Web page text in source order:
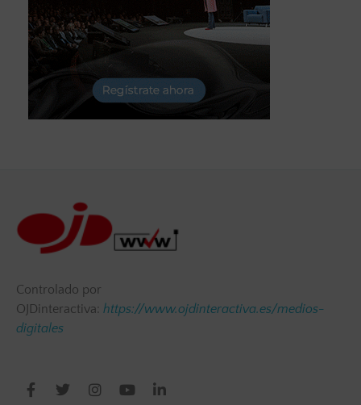
Controlado por
OJDinteractiva: https://www.ojdinteractiva.es/medios-
digitales